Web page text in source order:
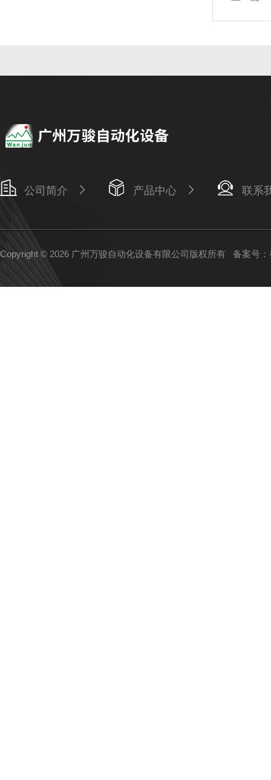
公司简介 产品中心 联系
Copyright © 2026 广州万骏自动化设备有限公司版权所有 备案号